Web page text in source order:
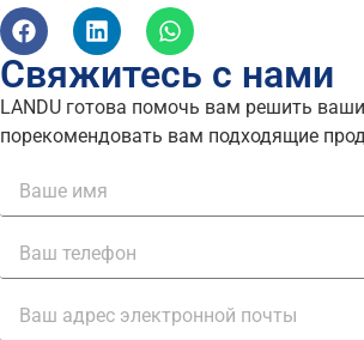
Свяжитесь с нами
LANDU готова помочь вам решить
порекомендовать вам подходящие